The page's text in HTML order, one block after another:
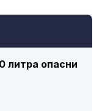
литра опасни